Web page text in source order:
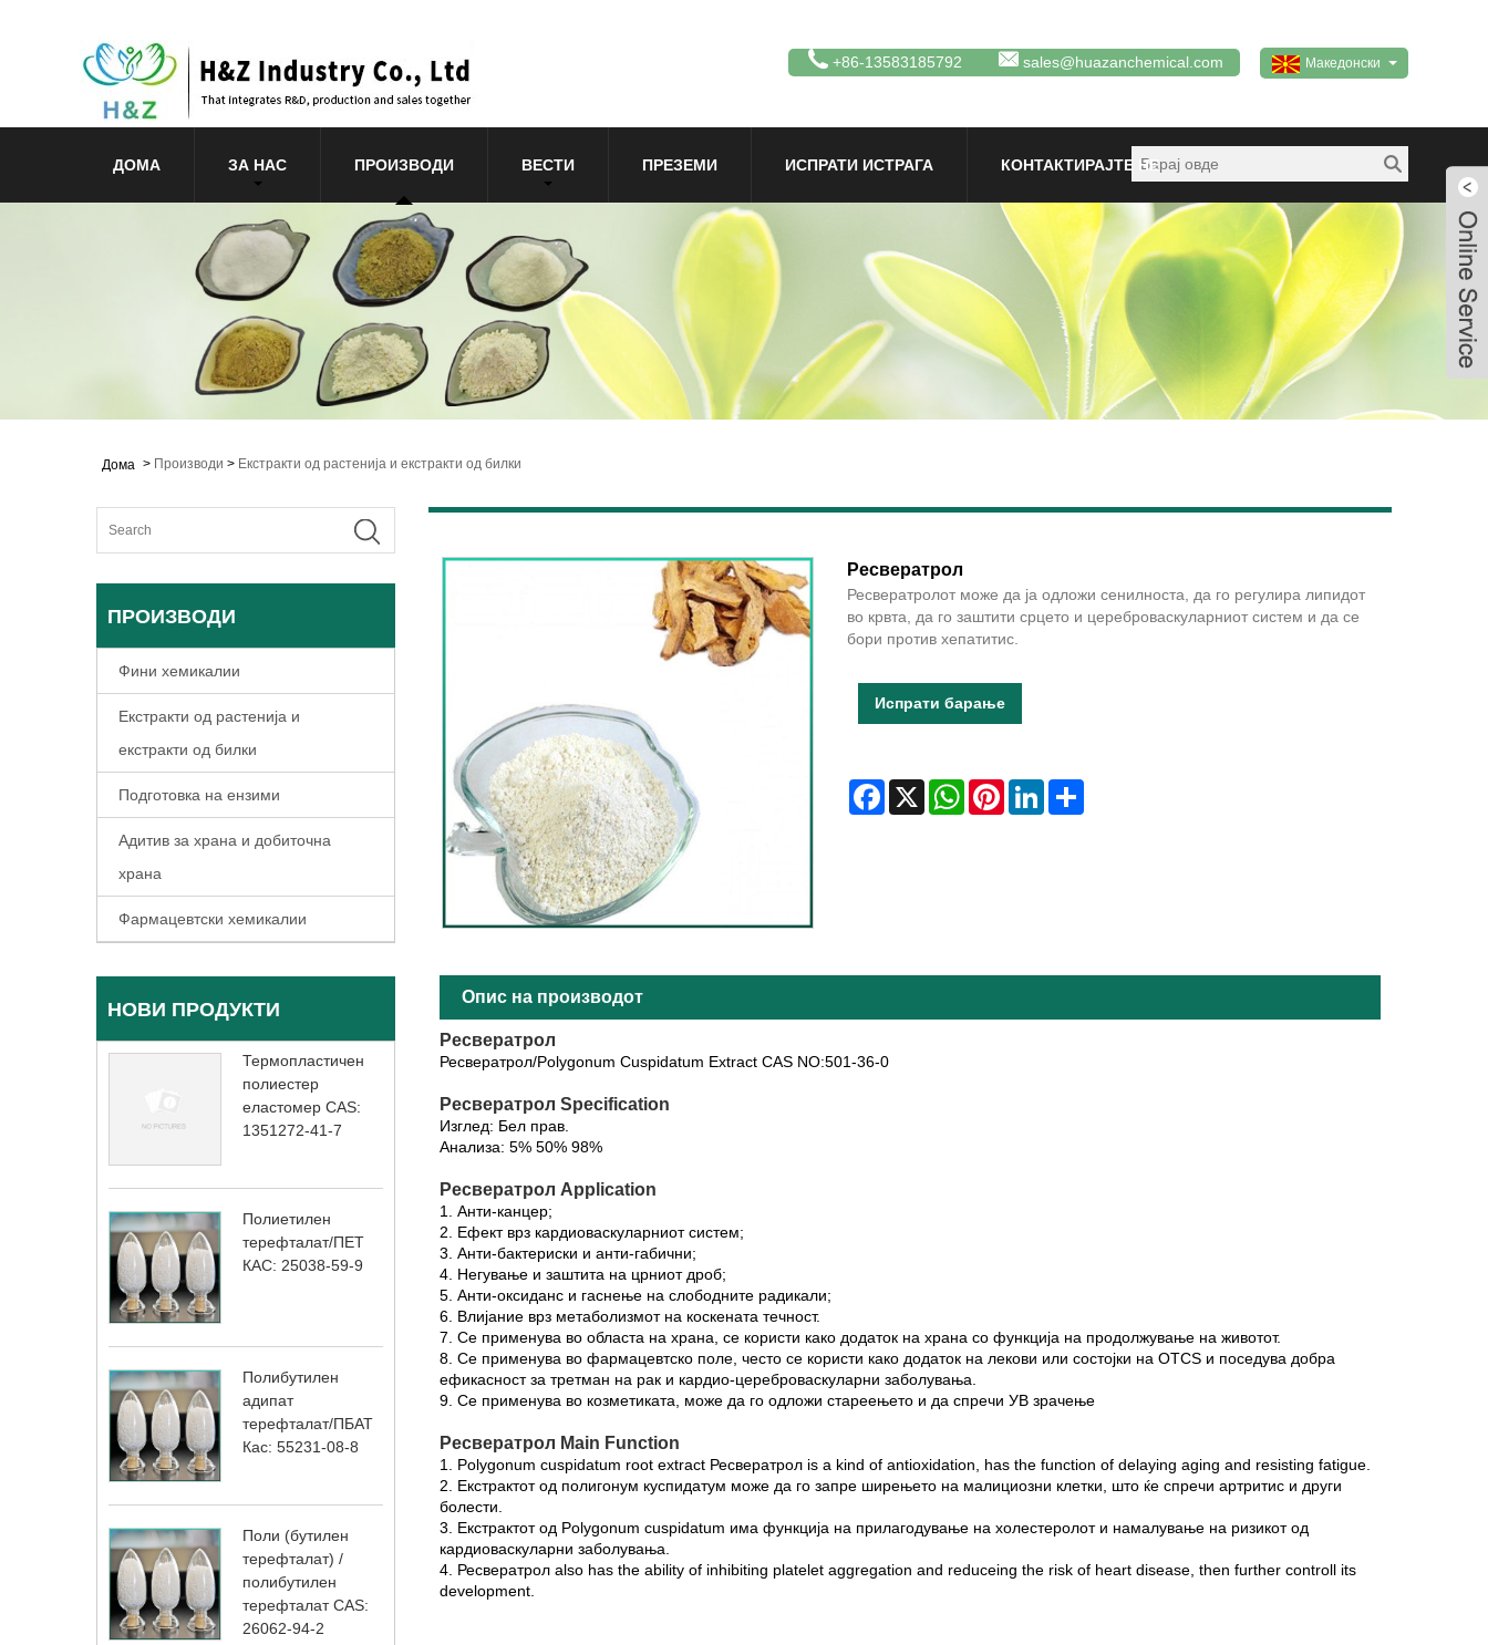
Македонски
+86-13583185792 sales@huazanchemical.com
ДОМА ЗА НАС ПРОИЗВОДИ ВЕСТИ ПРЕЗЕМИ ИСПРАТИ ИСТРАГА КОНТАКТИРАЈТЕ НЕ
Дома > Производи > Екстракти од растенија и екстракти од билки
ПРОИЗВОДИ
Фини хемикалии
Екстракти од растенија и
екстракти од билки
Подготовка на ензими
Адитив за храна и добиточна
храна
Фармацевтски хемикалии
НОВИ ПРОДУКТИ
Термопластичен
полиестер
еластомер CAS:
1351272-41-7
Полиетилен
терефталат/ПЕТ
КАС: 25038-59-9
Полибутилен
адипат
терефталат/ПБАТ
Кас: 55231-08-8
Поли (бутилен
терефталат) /
полибутилен
терефталат CAS:
26062-94-2
Ресвератрол
Ресвератролот може да ја одложи сенилноста, да го регулира липидот
во крвта, да го заштити срцето и цереброваскуларниот систем и да се
бори против хепатитис.
Испрати барање
Facebook
X WhatsAppPinterestLinkedInShare
Опис на производот
Ресвератрол
Ресвератрол/Polygonum Cuspidatum Extract CAS NO:501-36-0
Ресвератрол Specification
Изглед: Бел прав.
Анализа: 5% 50% 98%
Ресвератрол Application
1. Анти-канцер;
2. Ефект врз кардиоваскуларниот систем;
3. Анти-бактериски и анти-габични;
4. Негување и заштита на црниот дроб;
5. Анти-оксиданс и гаснење на слободните радикали;
6. Влијание врз метаболизмот на коскената течност.
7. Се применува во областа на храна, се користи како додаток на храна со функција на продолжување на животот.
8. Се применува во фармацевтско поле, често се користи како додаток на лекови или состојки на OTCS и поседува добра
ефикасност за третман на рак и кардио-цереброваскуларни заболувања.
9. Се применува во козметиката, може да го одложи стареењето и да спречи УВ зрачење
Ресвератрол Main Function
1. Polygonum cuspidatum root extract Ресвератрол is a kind of antioxidation, has the function of delaying aging and resisting fatigue.
2. Екстрактот од полигонум куспидатум може да го запре ширењето на малициозни клетки, што ќе спречи артритис и други
болести.
3. Екстрактот од Polygonum cuspidatum има функција на прилагодување на холестеролот и намалување на ризикот од
кардиоваскуларни заболувања.
4. Ресвератрол also has the ability of inhibiting platelet aggregation and reduceing the risk of heart disease, then further controll its
development.